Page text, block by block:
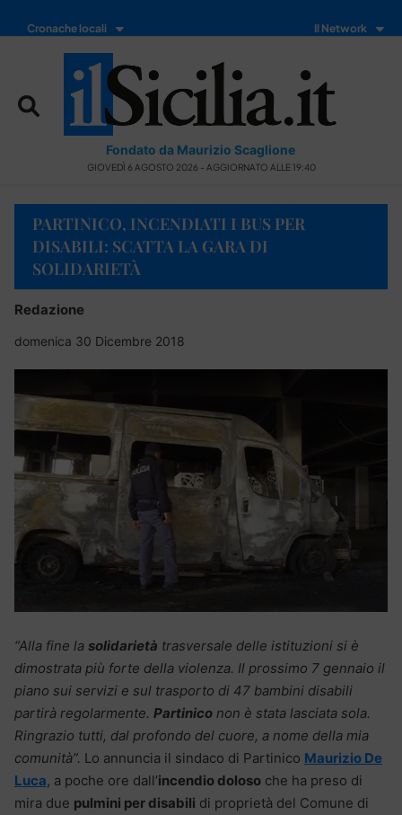
Cronache locali Il Network
Fondato da Maurizio Scaglione
GIOVEDÌ 6 AGOSTO 2026 - AGGIORNATO ALLE 19:40
PARTINICO, INCENDIATI I BUS PER
DISABILI: SCATTA LA GARA DI
SOLIDARIETÀ
Redazione
domenica 30 Dicembre 2018
“Alla fine la solidarietà trasversale delle istituzioni si è
dimostrata più forte della violenza. Il prossimo 7 gennaio il
piano sui servizi e sul trasporto di 47 bambini disabili
partirà regolarmente. Partinico non è stata lasciata sola.
Ringrazio tutti, dal profondo del cuore, a nome della mia
comunità”. Lo annuncia il sindaco di Partinico Maurizio De
Luca, a poche ore dall’incendio doloso che ha preso di
mira due pulmini per disabili di proprietà del Comune di